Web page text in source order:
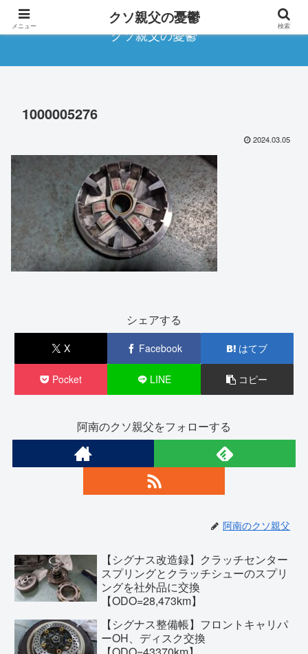
クソ親父の憂鬱
1000005276
2024.03.05
シェアする
X Facebook はてブ
Pocket LINE コピー
阿南のクソ親父をフォローする
阿南のクソ親父
【シグナス改造録】クラッチセンター
スプリングとクラッチシューのスプリ
ングを社外品に交換
【ODO=28,473km】
【シグナス整備帳】フロントキャリパ
ーOH、ディスク交換
メニュー クソ親父の憂鬱 検索